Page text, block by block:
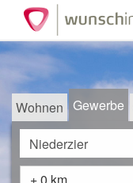
Wohnen Gewerbe